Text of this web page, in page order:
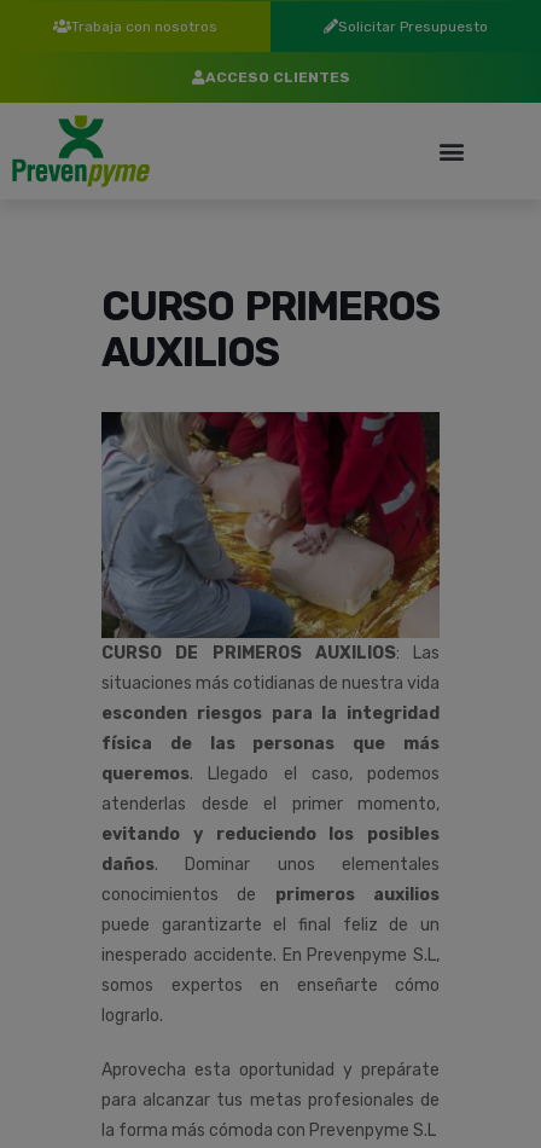
Trabaja con nosotros Solicitar Presupuesto
ACCESO CLIENTES
CURSO PRIMEROS
AUXILIOS
CURSO DE PRIMEROS AUXILIOS: Las
situaciones más cotidianas de nuestra vida
esconden riesgos para la integridad
física de las personas que más
queremos. Llegado el caso, podemos
atenderlas desde el primer momento,
evitando y reduciendo los posibles
daños. Dominar unos elementales
conocimientos de primeros auxilios
puede garantizarte el final feliz de un
inesperado accidente. En Prevenpyme S.L,
somos expertos en enseñarte cómo
lograrlo.
Aprovecha esta oportunidad y prepárate
para alcanzar tus metas profesionales de
la forma más cómoda con Prevenpyme S.L